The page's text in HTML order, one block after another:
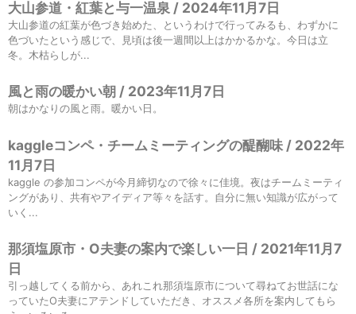
大山参道・紅葉と与一温泉 / 2024年11月7日
大山参道の紅葉が色づき始めた、というわけで行ってみるも、わずかに
色づいたという感じで、見頃は後一週間以上はかかるかな。今日は立
冬。木枯らしが...
風と雨の暖かい朝 / 2023年11月7日
朝はかなりの風と雨。暖かい日。
kaggleコンペ・チームミーティングの醍醐味 / 2022年
11月7日
kaggle の参加コンペが今月締切なので徐々に佳境。夜はチームミーティ
ングがあり、共有やアイディア等々を話す。自分に無い知識が広がって
いく...
那須塩原市・O夫妻の案内で楽しい一日 / 2021年11月7
日
引っ越してくる前から、あれこれ那須塩原市について尋ねてお世話にな
っていたO夫妻にアテンドしていただき、オススメ各所を案内してもら